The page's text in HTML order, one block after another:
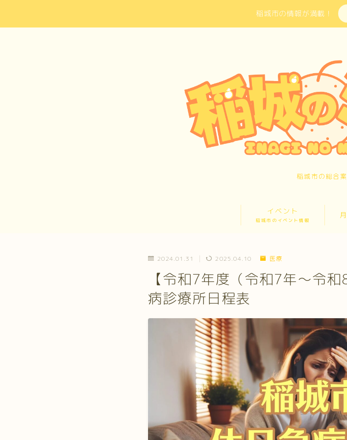
稲城市の情報が満載！
稲城市の総合
イベント
稲城市のイベント情報
2024.01.31 2025.04.10 医療
【令和7年度（令和7年～令
病診療所日程表